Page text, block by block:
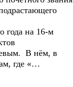
года на 16-м
В нём, в
где «…